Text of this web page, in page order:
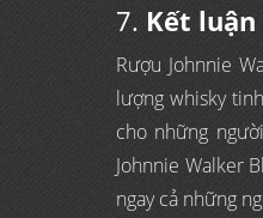
7. Kết luận
Rượu Johnnie
lượng whisky
cho những
Johnnie Walker
ngay cả những